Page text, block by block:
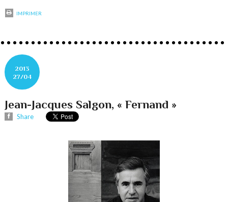
IMPRIMER
2013
27/04
Jean-Jacques Salgon, « Fernand »
Share